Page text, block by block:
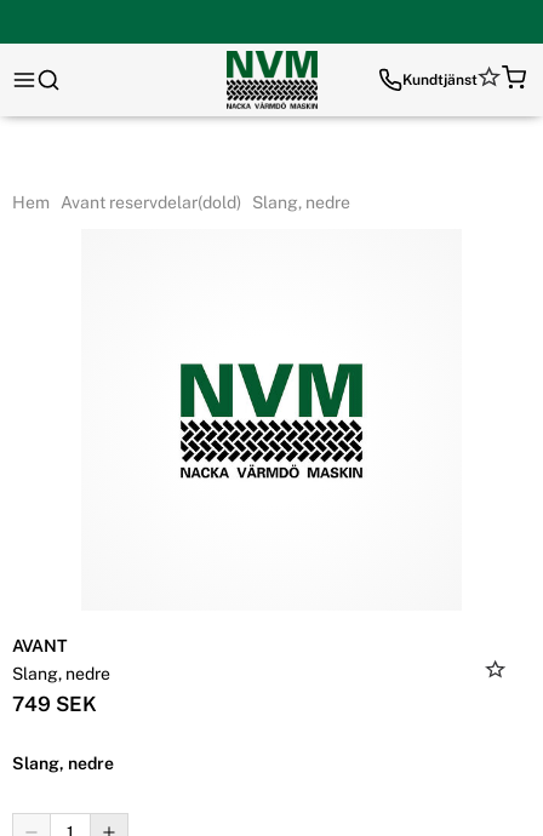
Kundtjänst
Hem Avant reservdelar(dold) Slang, nedre
AVANT
Slang, nedre
749 SEK
Slang, nedre